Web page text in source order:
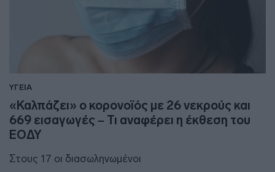
ΥΓΕΙΑ
«Καλπάζει» ο κορονοϊός με 26 νεκρούς και
669 εισαγωγές – Τι αναφέρει η έκθεση του
ΕΟΔΥ
Στους 17 οι διασωληνωμένοι